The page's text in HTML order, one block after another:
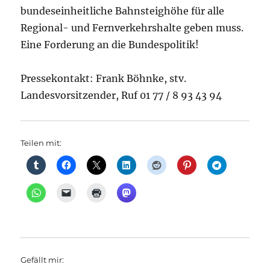
bundeseinheitliche Bahnsteighöhe für alle
Regional- und Fernverkehrshalte geben muss.
Eine Forderung an die Bundespolitik!
Pressekontakt: Frank Böhnke, stv.
Landesvorsitzender, Ruf 01 77 / 8 93 43 94
Teilen mit:
Gefällt mir: